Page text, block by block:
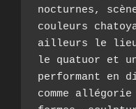
nocturnes,
couleurs
ailleurs le lieu
le quatuor et
performant en
comme